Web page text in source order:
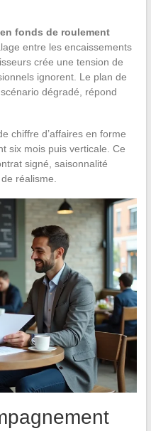
fonds de roulement
entre les encaissements
crée une tension de
ignorent. Le plan de
dégradé, répond
chiffre d’affaires en forme
six mois puis verticale. Ce
signé, saisonnalité
réalisme.